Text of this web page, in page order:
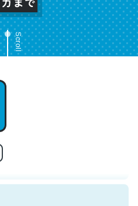
Scroll
ーなんだろうなと凄く思
原文もお勧め。自分はこの流
Then Covid hit. Shit.